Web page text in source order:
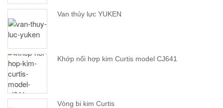
Van thủy lực YUKEN
Khớp nối hợp kim Curtis model CJ641
Vòng bi kim Curtis